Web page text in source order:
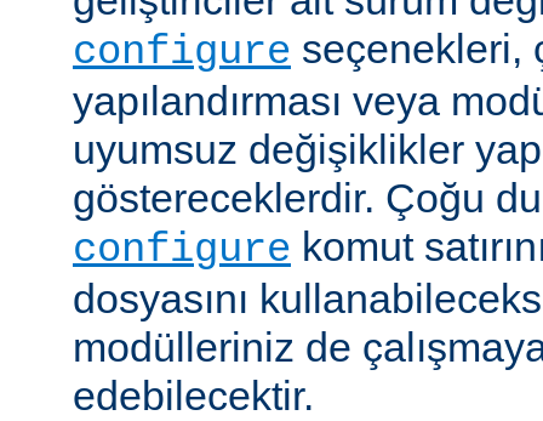
configure seçenekleri,
yapılandırması veya
uyumsuz değişiklikler
göstereceklerdir. Çoğu
configure komut
dosyasını
modülleriniz de
edebilecektir.